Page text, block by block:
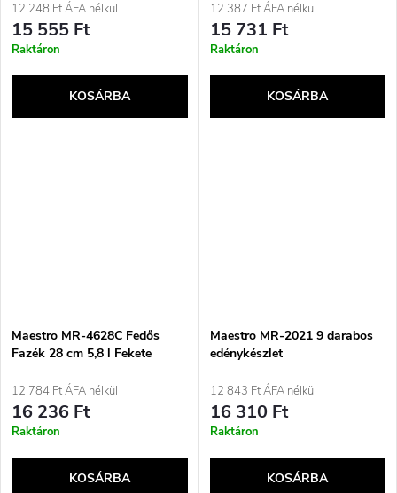
12 248 Ft ÁFA nélkül
15 555 Ft
Raktáron
KOSÁRBA
12 387 Ft ÁFA nélkül
15 731 Ft
Raktáron
KOSÁRBA
Maestro MR-4628C Fedős
Fazék 28 cm 5,8 l Fekete
12 784 Ft ÁFA nélkül
16 236 Ft
Raktáron
KOSÁRBA
Maestro MR-2021 9 darabos
edénykészlet
12 843 Ft ÁFA nélkül
16 310 Ft
Raktáron
KOSÁRBA